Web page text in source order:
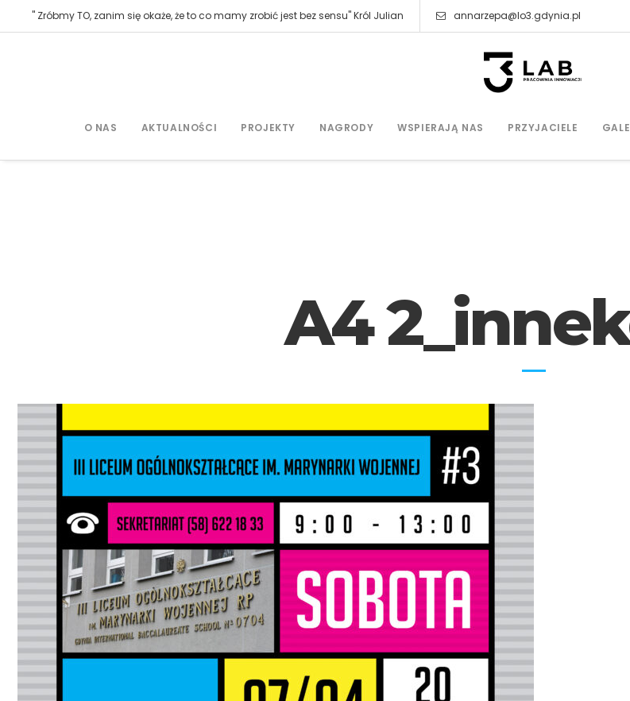
" Zróbmy TO, zanim się okaże, że to co mamy zrobić jest bez sensu" Król Julian annarzepa@lo3.gdynia.pl
O NAS AKTUALNOŚCI PROJEKTY NAGRODY WSPIERAJĄ NAS PRZYJACIELE
A4